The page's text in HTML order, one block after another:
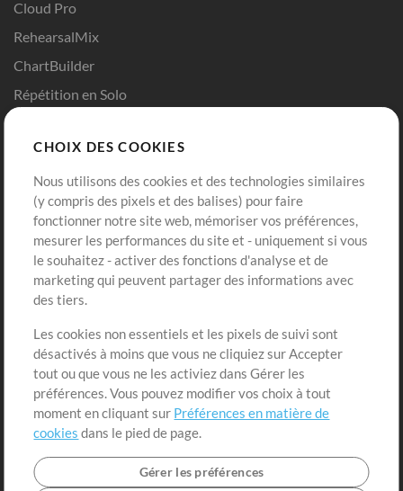
Cloud Pro
RehearsalMix
ChartBuilder
Répétition en Solo
Modèles ProPresenter
Sons
Boutique
Acheter des crédits
Contenu gratuit
Extras
Sessions
Soumettre votre contenu
Listes de lecture
Conférence MT
Compte
Connexion
S'inscrire
CHOIX DES COOKIES
Nous utilisons des cookies et des technologies similaires
(y compris des pixels et des balises) pour faire
fonctionner notre site web, mémoriser vos préférences,
mesurer les performances du site et - uniquement si vous
le souhaitez - activer des fonctions d'analyse et de
marketing qui peuvent partager des informations avec
des tiers.
Les cookies non essentiels et les pixels de suivi sont
désactivés à moins que vous ne cliquiez sur Accepter
tout ou que vous ne les activiez dans Gérer les
préférences. Vous pouvez modifier vos choix à tout
moment en cliquant sur Préférences en matière de
cookies dans le pied de page.
Gérer les préférences